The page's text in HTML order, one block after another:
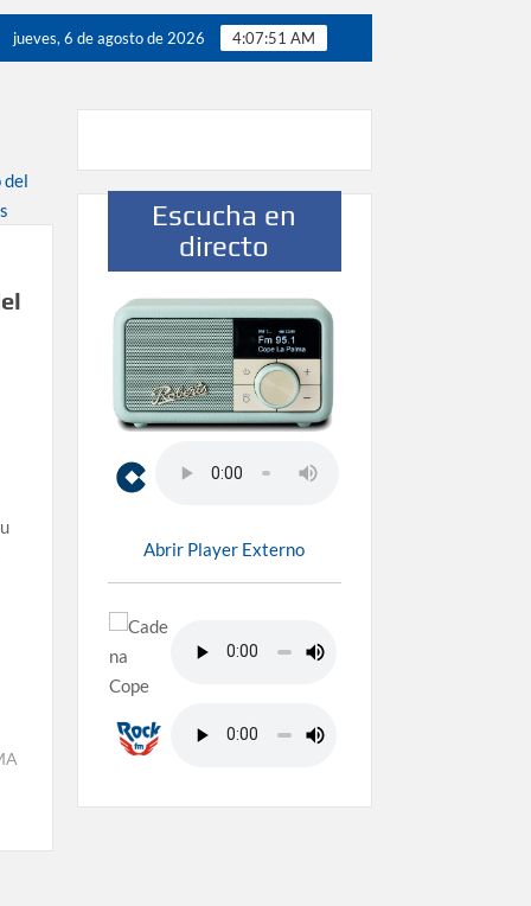
González destaca el papel del deporte como dinamizador
jueves, 6 de agosto de 2026 4:07:52 AM
Escucha en
directo
Abrir Player Externo